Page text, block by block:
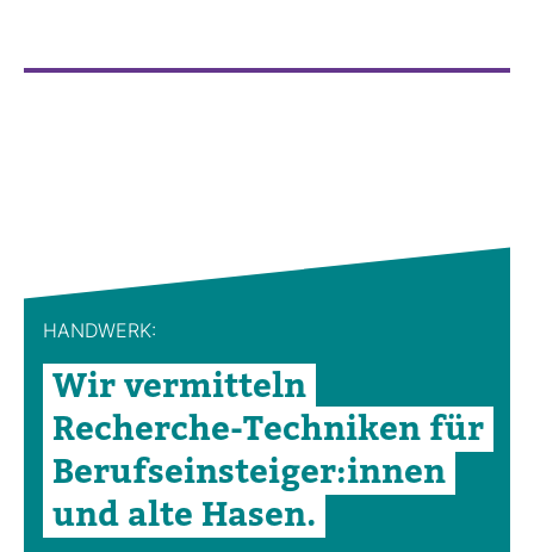
HAND­WERK:
Wir ver­mit­teln
Recherche-​Tech­niken für
Berufs­ein­steiger:innen
und alte Hasen.